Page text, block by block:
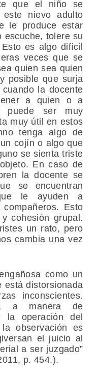
que el niño se
nievo adulto
le produce estar
escuche, tolere su
es algo difícil
veces que se
quien sea quien
posible que surja
la docente
a quien o a
puede ser muy
muy útil en estos
tenga algo de
cojín o algo que
se sienta triste
En caso de
la docente se
se encuentran
le ayuden a
Esto
cohesión grupal.
un rato, pero
cambia una vez
como un
está distorsionada
inconscientes.
a manera de
la operación del
observación es
el juicio al
a ser juzgado”
p. 454.).